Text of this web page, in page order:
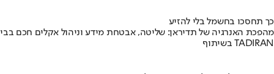
כך תחסכו בחשמל בלי להזיע
מהפכת האנרגיה של תדיראן: שליטה, אבטחת מידע וניהול אקלים חכם
בשיתוף TADIRAN